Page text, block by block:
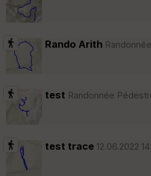
Rando Arith
test Randonnée
test trace 12.06.2022